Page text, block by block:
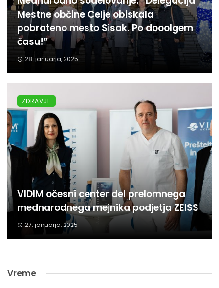
Mestne občine Celje obiskala
pobrateno mesto Sisak. Po dooolgem
času!”
28. januarja, 2025
VIDIM očesni center del prelomnega
mednarodnega mejnika podjetja ZEISS
27. januarja, 2025
ZDRAVJE
Vreme